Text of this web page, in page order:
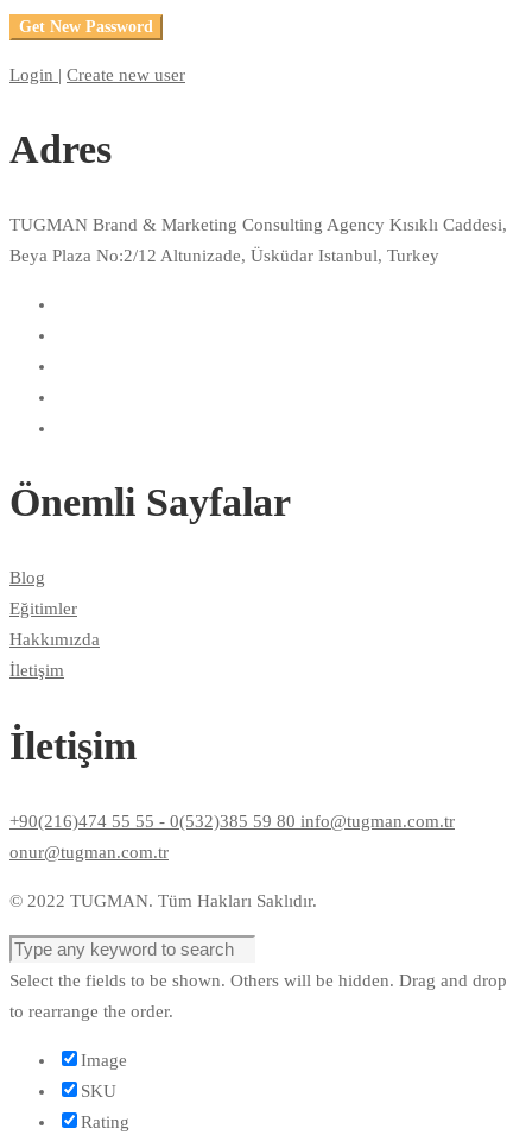
Login | Create new user
Adres
TUGMAN Brand & Marketing Consulting Agency Kısıklı Caddesi,
Beya Plaza No:2/12 Altunizade, Üsküdar Istanbul, Turkey
Önemli Sayfalar
Blog
Eğitimler
Hakkımızda
İletişim
İletişim
+90(216)474 55 55 - 0(532)385 59 80 info@tugman.com.tr
onur@tugman.com.tr
© 2022 TUGMAN. Tüm Hakları Saklıdır.
Select the fields to be shown. Others will be hidden. Drag and drop
to rearrange the order.
Image
SKU
Rating